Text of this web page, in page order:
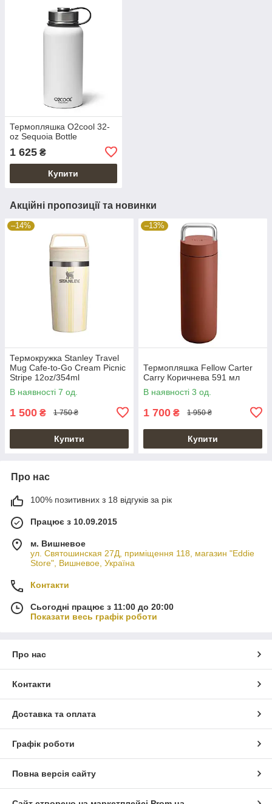
Термопляшка O2cool 32-
oz Sequoia Bottle
1 625 ₴
Купити
Акційні пропозиції та новинки
–14%
Термокружка Stanley Travel
Mug Cafe-to-Go Cream Picnic
Stripe 12oz/354ml
В наявності 7 од.
1 500 ₴ 1 750 ₴
Купити
–13%
Термопляшка Fellow Carter
Carry Коричнева 591 мл
В наявності 3 од.
1 700 ₴ 1 950 ₴
Купити
Про нас
100% позитивних з 18 відгуків за рік
Працює з 10.09.2015
м. Вишневое
ул. Святошинская 27Д, приміщення 118, магазин "Eddie
Store", Вишневое, Україна
Контакти
Сьогодні працює з 11:00 до 20:00
Показати весь графік роботи
Про нас
Контакти
Доставка та оплата
Графік роботи
Повна версія сайту